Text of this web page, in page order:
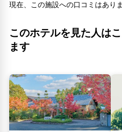
蛇ケ谷公園(2.06km)
くまモンスクエア(19.81km)
JR熊本駅(19.41km)
加藤清正公(19.27km)
加藤神社(18.91km)
新市街商店街(19.6km)
旧細川邸(18.39km)
水前寺成趣園(22.13km)
現在、この施設への口コミはありま
このホテルを見た人は
ます